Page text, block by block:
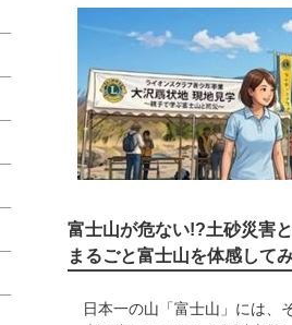
富士山が危ない!?土砂災害
まるごと富士山を体感して
日本一の山「富士山」には、